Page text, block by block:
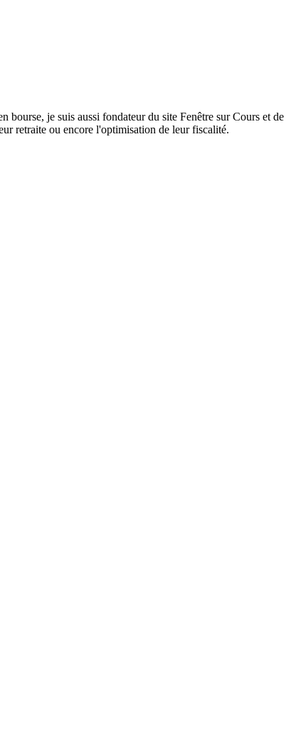
bourse, je suis aussi fondateur du site Fenêtre sur Cours et de
retraite ou encore l'optimisation de leur fiscalité.